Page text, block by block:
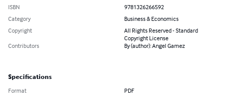
ISBN
9781326266592
Category
Business & Economics
Copyright
All Rights Reserved - Standard
Copyright License
Contributors
By (author): Angel Gamez
Specifications
Format PDF